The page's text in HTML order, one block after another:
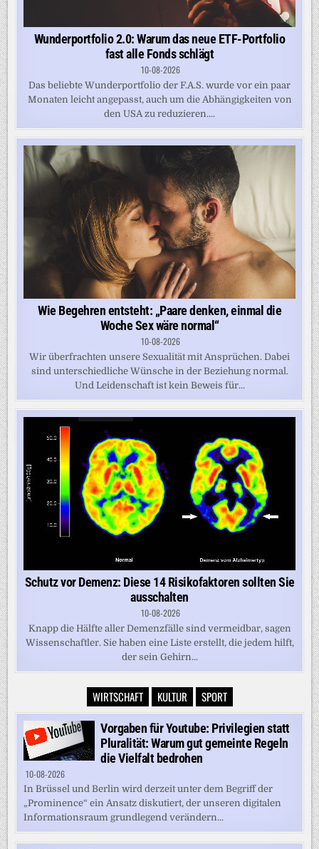
Wunderportfolio 2.0: Warum das neue ETF-Portfolio
fast alle Fonds schlägt
10-08-2026
Das beliebte Wunderportfolio der F.A.S. wurde vor ein paar
Monaten leicht angepasst, auch um die Abhängigkeiten von
den USA zu reduzieren....
Wie Begehren entsteht: „Paare denken, einmal die
Woche Sex wäre normal“
10-08-2026
Wir überfrachten unsere Sexualität mit Ansprüchen. Dabei
sind unterschiedliche Wünsche in der Beziehung normal.
Und Leidenschaft ist kein Beweis für...
Schutz vor Demenz: Diese 14 Risikofaktoren sollten Sie
ausschalten
10-08-2026
Knapp die Hälfte aller Demenzfälle sind vermeidbar, sagen
Wissenschaftler. Sie haben eine Liste erstellt, die jedem hilft,
der sein Gehirn...
WIRTSCHAFT KULTUR SPORT
Vorgaben für Youtube: Privilegien statt
Pluralität: Warum gut gemeinte Regeln
die Vielfalt bedrohen
10-08-2026
In Brüssel und Berlin wird derzeit unter dem Begriff der
„Prominence“ ein Ansatz diskutiert, der unseren digitalen
Informationsraum grundlegend verändern...